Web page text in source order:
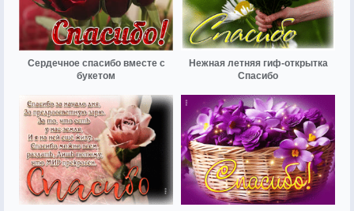
Сердечное спасибо вместе с
букетом
Нежная летняя гиф-открытка
Спасибо